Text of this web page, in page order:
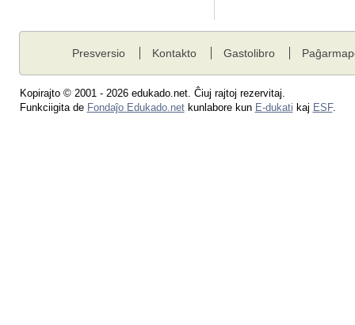
Presversio Kontakto Gastolibro
Kopirajto © 2001 - 2026 edukado.net. Ĉiuj rajtoj rezervitaj.
Funkciigita de Fondaĵo Edukado.netkunlabore kun E-dukati kaj ESF.